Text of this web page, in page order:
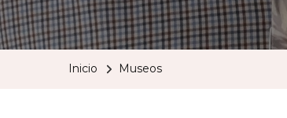
Inicio Museos